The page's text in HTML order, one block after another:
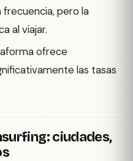
frecuencia, pero la
al viajar.
ofrece
las tasas
ciudades,